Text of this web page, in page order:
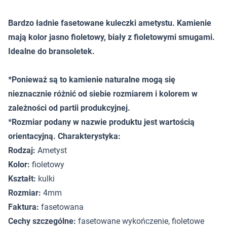
Bardzo ładnie fasetowane kuleczki ametystu. Kamienie
mają kolor jasno fioletowy, biały z fioletowymi smugami.
Idealne do bransoletek.
*Ponieważ są to kamienie naturalne mogą się
nieznacznie różnić od siebie rozmiarem i kolorem w
zależności od partii produkcyjnej.
*Rozmiar podany w nazwie produktu jest wartością
orientacyjną. Charakterystyka:
Rodzaj: Ametyst
Kolor: fioletowy
Kształt: kulki
Rozmiar: 4mm
Faktura: fasetowana
Cechy szczególne: fasetowane wykończenie, fioletowe